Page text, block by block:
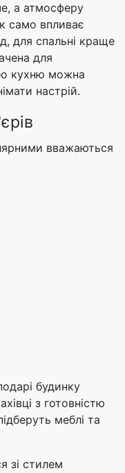
а атмосферу
само впливає
для спальні краще
для
кухню можна
настрій.
вважаються
будинку
з готовністю
меблі та
зі стилем